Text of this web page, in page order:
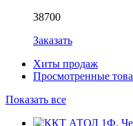
38700
Заказать
Хиты продаж
Просмотренные
Показать все